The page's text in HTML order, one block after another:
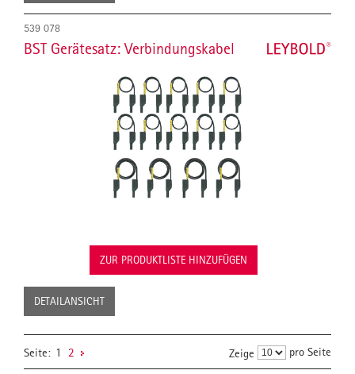
539 078
BST Gerätesatz: Verbindungskabel
ZUR PRODUKTLISTE HINZUFÜGEN
DETAILANSICHT
Seite: 1 2 Zeige pro Seite